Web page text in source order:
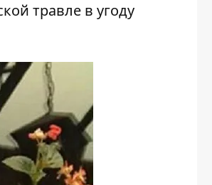
травле в угоду